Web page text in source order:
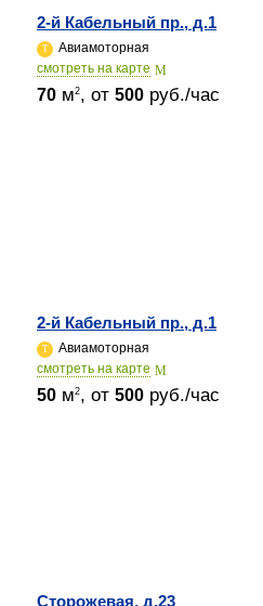
2-й Кабельный пр., д.1
Авиамоторная
cмотреть на карте
70 м2, от 500 руб./час
2-й Кабельный пр., д.1
Авиамоторная
cмотреть на карте
50 м2, от 500 руб./час
Сторожевая, д.23